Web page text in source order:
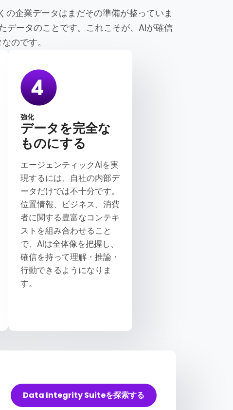
企業データはまだその準備が整っていま
データのことです。これこそが、AIが確信
のです。
強化
データを完全な
ものにする
エージェンティックAIを実
現するには、自社の内部デ
ータだけでは不十分です。
位置情報、ビジネス、消費
者に関する豊富なコンテキ
ストを組み合わせること
で、AIは全体像を把握し、
確信を持って理解・推論・
行動できるようになりま
す。
Data Integrity Suiteを探索する